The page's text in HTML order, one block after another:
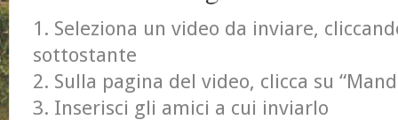
Seleziona un video da inviare,
sottostante
Sulla pagina del video, clicca su
Inserisci gli amici a cui inviarlo